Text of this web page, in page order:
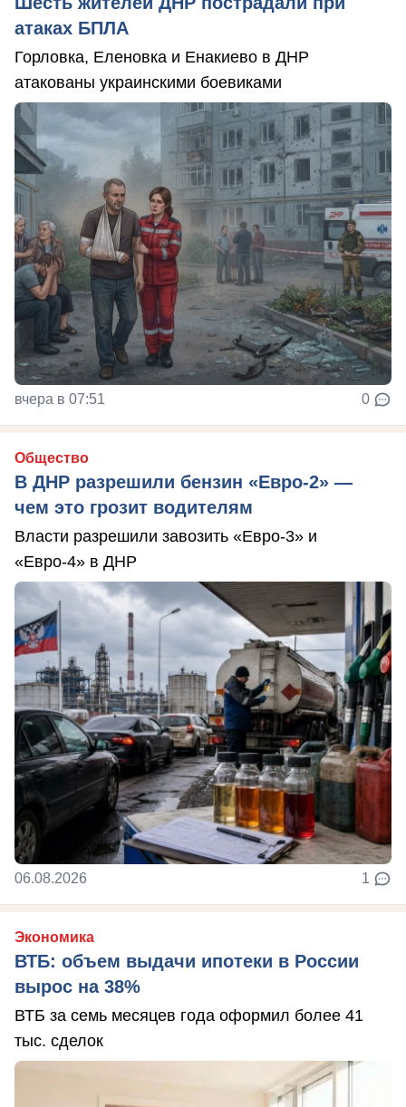
атаках БПЛА
Горловка, Еленовка и Енакиево в ДНР
атакованы украинскими боевиками
вчера в 07:51 0
Общество
В ДНР разрешили бензин «Евро-2» —
чем это грозит водителям
Власти разрешили завозить «Евро-3» и
«Евро-4» в ДНР
06.08.2026 1
Экономика
ВТБ: объем выдачи ипотеки в России
вырос на 38%
ВТБ за семь месяцев года оформил более 41
тыс. сделок